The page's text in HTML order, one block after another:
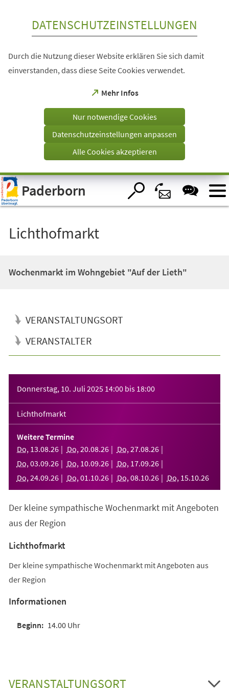
Visuelle
Assistenzsoftware
öffnen.
DATENSCHUTZEINSTELLUNGEN
Durch die Nutzung dieser Website erklären Sie sich damit
einverstanden, dass diese Seite Cookies verwendet.
Mehr Infos
(Öffnet
einem
Tab)
Nur notwendige Cookies
Datenschutzeinstellungen anpassen
Alle Cookies akzeptieren
Paderborn
Lichthofmarkt
Wochenmarkt im Wohngebiet "Auf der Lieth"
VERANSTALTUNGSORT
VERANSTALTER
Donnerstag, 10. Juli 2025 14:00 bis 18:00
Lichthofmarkt
Weitere Termine
Do, 13.08.26 Do, 20.08.26 Do, 27.08.26
Do, 03.09.26 Do, 10.09.26 Do, 17.09.26
Do, 24.09.26 Do, 01 .10.26 Do, 08.10.26 Do, 15.10.26
Der kleine sympathische Wochenmarkt mit Angeboten
aus der Region
Lichthofmarkt
Der kleine sympathische Wochenmarkt mit Angeboten aus
der Region
Informationen
14.00 Uhr
VERANSTALTUNGSORT